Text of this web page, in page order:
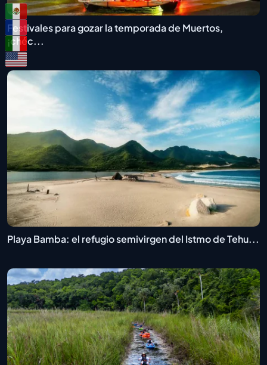
Festivales para gozar la temporada de Muertos,
¡chéc...
Playa Bamba: el refugio semivirgen del Istmo de Tehu...